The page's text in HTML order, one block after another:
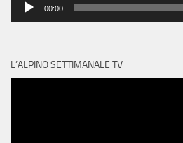
00:00
L’ALPINO SETTIMANALE TV